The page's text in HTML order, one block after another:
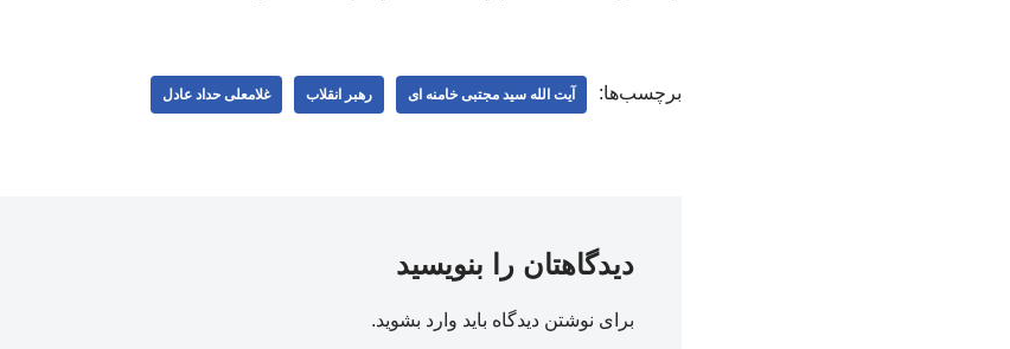
برچسب‌ها: آیت الله سید مجتبی خامنه ای رهبر انقلاب غلامعلی حداد عادل
دیدگاهتان را بنویسید
برای نوشتن دیدگاه باید وارد بشوید.